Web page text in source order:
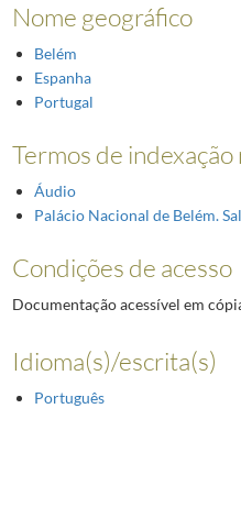
Nome geográfico
Belém
Espanha
Portugal
Termos de
Áudio
Palácio Nacional de Belém.
Condições de acesso
Documentação acessível em
Idioma(s)/escrita(s)
Português